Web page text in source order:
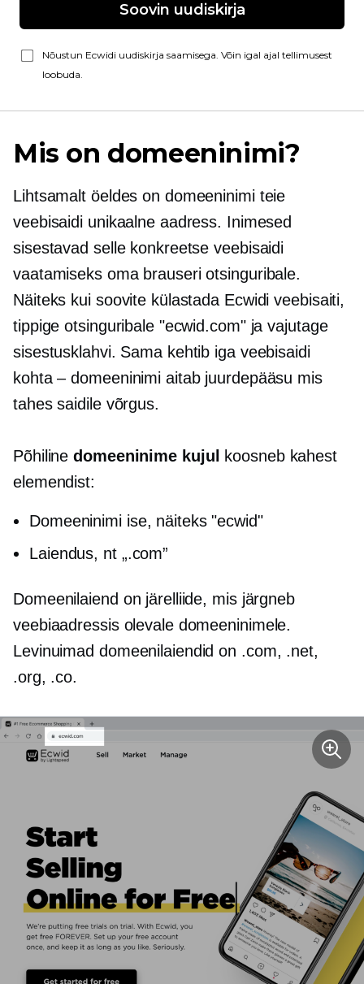
Soovin uudiskirja
Nõustun Ecwidi uudiskirja saamisega. Võin igal ajal tellimusest
loobuda.
Mis on domeeninimi?
Lihtsamalt öeldes on domeeninimi teie
veebisaidi unikaalne aadress. Inimesed
sisestavad selle konkreetse veebisaidi
vaatamiseks oma brauseri otsinguribale.
Näiteks kui soovite külastada Ecwidi veebisaiti,
tippige otsinguribale "ecwid.com" ja vajutage
sisestusklahvi. Sama kehtib iga veebisaidi
kohta – domeeninimi aitab juurdepääsu mis
tahes saidile võrgus.
Põhilinedomeeninime kujul
koosneb kahest
elemendist:
Domeeninimi ise, näiteks "ecwid"
Laiendus, nt „.com”
Domeenilaiend on järelliide, mis järgneb
veebiaadressis olevale domeeninimele.
Levinuimad domeenilaiendid on .com, .net,
.org, .co.